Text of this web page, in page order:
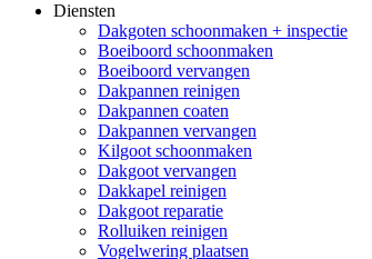
Diensten
Dakgoten schoonmaken + inspectie
Boeiboord schoonmaken
Boeiboord vervangen
Dakpannen reinigen
Dakpannen coaten
Dakpannen vervangen
Kilgoot schoonmaken
Dakgoot vervangen
Dakkapel reinigen
Dakgoot reparatie
Rolluiken reinigen
Vogelwering plaatsen